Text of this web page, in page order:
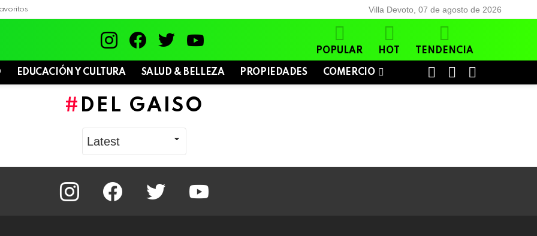
Villa Devoto, 07 de agosto de 2026
POPULAR HOT TENDENCIA
EDUCACIÓN Y CULTURA SALUD & BELLEZA PROPIEDADES COMERCIO
SWITCH
DEL GAISO
instagram facebook twitter